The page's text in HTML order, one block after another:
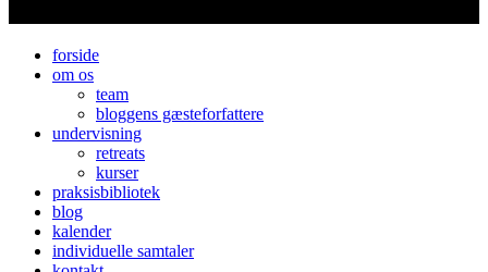
forside
om os
team
bloggens gæsteforfattere
undervisning
retreats
kurser
praksisbibliotek
blog
kalender
individuelle samtaler